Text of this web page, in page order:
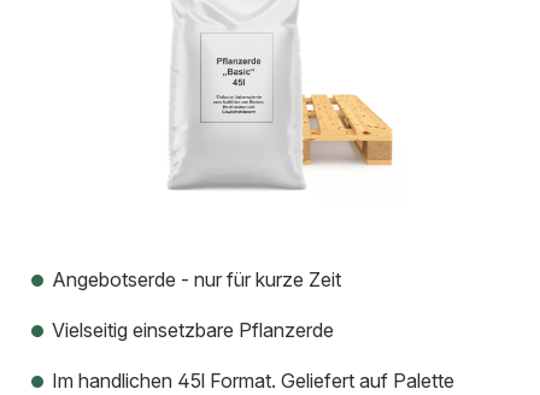
Angebotserde - nur für kurze Zeit
Vielseitig einsetzbare Pflanzerde
Im handlichen 45l Format. Geliefert auf Palette